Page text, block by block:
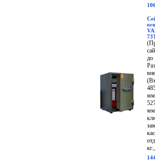
до